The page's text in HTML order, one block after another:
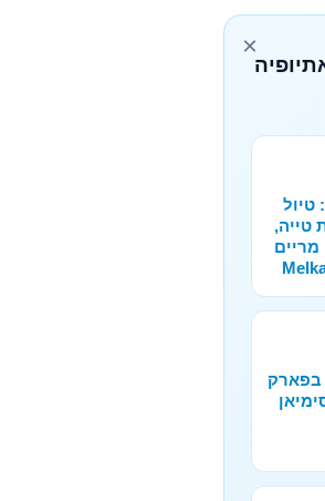
×
טיול
טייה,
מריים
ימים בפארק